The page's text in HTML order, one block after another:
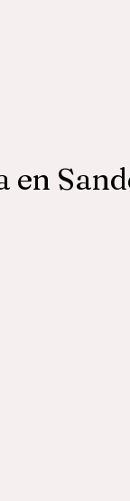
en